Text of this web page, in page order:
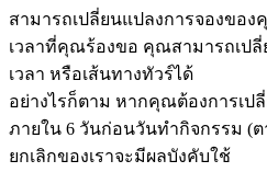
สามารถเปลี่ยนแปลงการจองข
เวลาที่คุณร้องขอ คุณสามารถเป
เวลา หรือเส้นทางทัวร์ได้
อย่างไรก็ตาม หากคุณต้องการเป
ภายใน 6 วันก่อนวันทำกิจกรรม (
ยกเลิกของเราจะมีผลบังคับใช้